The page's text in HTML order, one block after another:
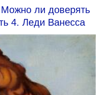
Можно ли доверять
4. Леди Ванесса